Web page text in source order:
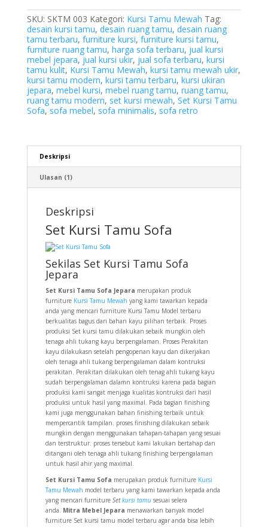
SKU: SKTM 003 Kategori: Kursi Tamu Mewah Tag:
desain kursi tamu, desain ruang tamu, desain ruang
tamu terbaru, furniture kursi, furniture kursi tamu,
furniture ruang tamu, harga sofa terbaru, jual kursi
mebel jepara, jual kursi ukir, jual sofa terbaru, kursi
tamu kulit, Kursi Tamu Mewah, kursi tamu mewah ukir,
kursi tamu modern, kursi tamu terbaru, kursi ukiran
jepara, mebel kursi, mebel ruang tamu, ruang tamu,
ruang tamu modern, set kursi mewah, Set Kursi Tamu
Sofa, sofa mebel, sofa minimalis, sofa retro
Deskripsi
Ulasan (1)
Deskripsi
Set Kursi Tamu Sofa
Sekilas Set Kursi Tamu Sofa
Jepara
Set Kursi Tamu Sofa Jepara merupakan produk
furniture Kursi Tamu Mewah yang kami tawarkan kepada
anda yang mencari furniture Kursi Tamu Model terbaru
berkualitas bagus dari bahan kayu pilihan terbaik. Proses
produksi Set kursi tamu dilakukan sebaik mungkin oleh
tenaga ahli tukang kayu berpengalaman. Proses Perakitan
kayu dilakukasn setelah pengopenan kayu dan dikerjakan
oleh tenaga ahli tukang berpengalaman dalam kontruksi
perakitan. Perakitan dilakukan oleh tenag ahli tukang kayu
sudah berpengalaman dalamn kontruksi karena pada bagian
produksi kami sangat menjaga kualitas kontruksi dari hasil
produksi untuk hasil yang maximal. Pada bagian finishing
kami juga menggunakan bahan finishing terbaik untuk
mempercantik tampilan. proses finishing dilakukan sebaik
mungkin dengan menggunakan tahapan-tahapan yang sesuai
dan terstruktur. proses tersebut kami lakukan bertahap dan
ditangani oleh tenaga ahli tukang finishing berpengalaman
untuk hasil ahir yang maximal.
Set Kursi Tamu Sofa merupakan produk furniture Kursi
Tamu Mewah model terbaru yang kami tawarkan kepada anda
yang mencari furniture Setkursi tamusesuai selera
anda. Mitra Mebel Jepara menawarkan banyak model
furniture Set kursi tamu model terbaru agar anda bisa lebih